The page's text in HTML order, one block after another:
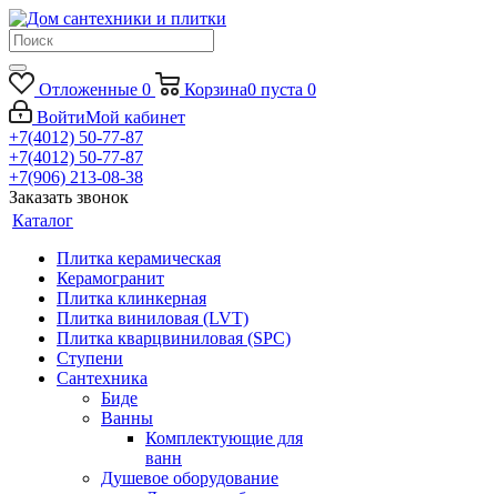
Отложенные 0 Корзина0 пуста 0
ВойтиМой кабинет
+7(4012) 50-77-87
+7(4012) 50-77-87
+7(906) 213-08-38
Заказать звонок
Каталог
Плитка керамическая
Керамогранит
Плитка клинкерная
Плитка виниловая (LVT)
Плитка кварцвиниловая (SPC)
Ступени
Сантехника
Биде
Ванны
Комплектующие для
ванн
Душевое оборудование